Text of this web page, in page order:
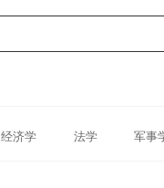
经济学 法学 军事